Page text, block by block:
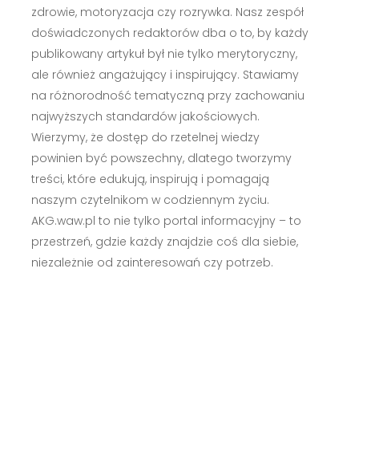
zdrowie, motoryzacja czy rozrywka. Nasz zespół
doświadczonych redaktorów dba o to, by każdy
publikowany artykuł był nie tylko merytoryczny,
ale również angażujący i inspirujący. Stawiamy
na różnorodność tematyczną przy zachowaniu
najwyższych standardów jakościowych.
Wierzymy, że dostęp do rzetelnej wiedzy
powinien być powszechny, dlatego tworzymy
treści, które edukują, inspirują i pomagają
naszym czytelnikom w codziennym życiu.
AKG.waw.pl to nie tylko portal informacyjny – to
przestrzeń, gdzie każdy znajdzie coś dla siebie,
niezależnie od zainteresowań czy potrzeb.